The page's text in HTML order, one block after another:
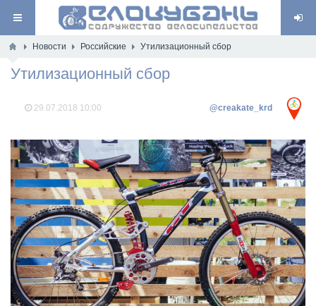
Новости Российские Утилизационный сбор
Утилизационный сбор
29.07.2018 10:00 @creakate_krd